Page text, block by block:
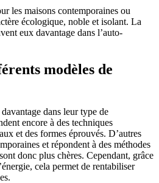
les maisons contemporaines ou
écologique, noble et isolant. La
eux davantage dans l’auto-
modèles de
dans leur type de
encore à des techniques
et des formes éprouvés. D’autres
et répondent à des méthodes
donc plus chères. Cependant, grâce
cela permet de rentabiliser